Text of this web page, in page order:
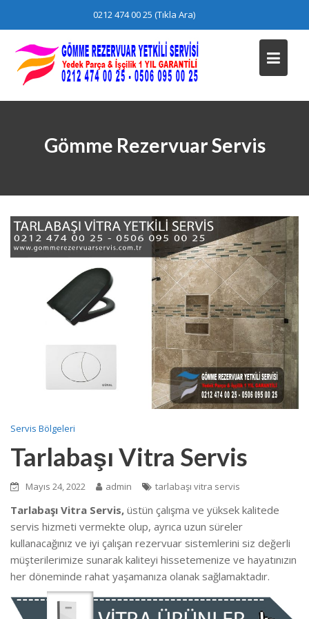
content
0212 474 00 25 (Tıkla Ara)
Gömme Rezervuar Servis
Servis Bölgeleri
Tarlabaşı Vitra Servis
Mayıs 24, 2022 admin tarlabaşı vitra servis
Tarlabaşı Vitra Servis, üstün çalışma ve yüksek kalitede
servis hizmeti vermekte olup, ayrıca uzun süreler
kullanacağınız ve iyi çalışan rezervuar sistemlerini siz değerli
müşterilerimize sunarak kaliteyi hissetemenize ve hayatınızın
her döneminde rahat yaşamanıza olanak sağlamaktadır.